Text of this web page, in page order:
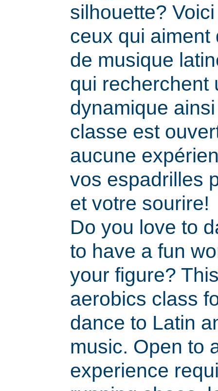
silhouette?
ceux qui
de musique
qui recherchent
dynamique
classe est
aucune
vos espadrilles
et votre sourire!
Do you love to
to have a fun
your figure?
aerobics class
dance to Latin
music. Open to
experience